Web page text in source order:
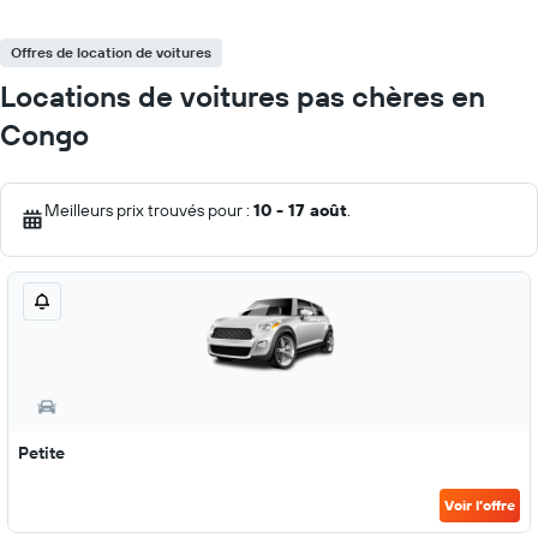
Offres de location de voitures
Locations de voitures pas chères en
Congo
Meilleurs prix trouvés pour : 10 - 17 août.
Petite
Voir l’offre